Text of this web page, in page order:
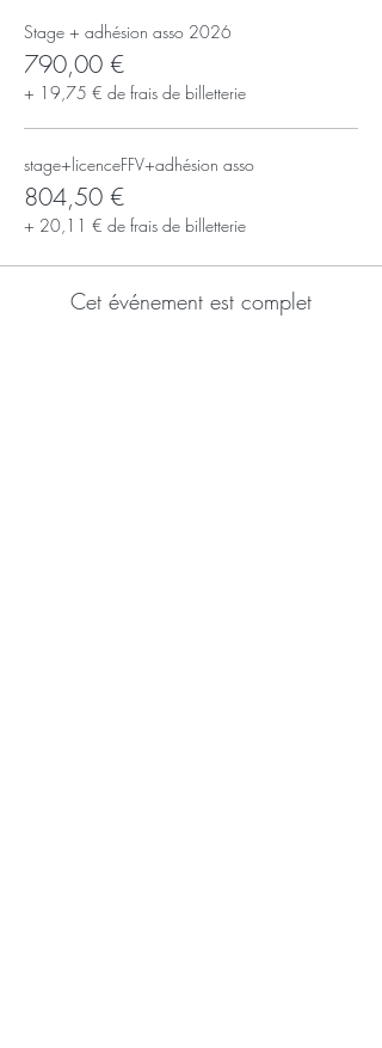
Stage + adhésion asso 2026
790,00 €
+ 19,75 € de frais de billetterie
stage+licenceFFV+adhésion asso
804,50 €
+ 20,11 € de frais de billetterie
Cet événement est complet